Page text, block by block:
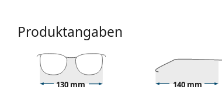
Beschädigungen oder Brüche durch
Zubehör
Wir liefern die Brille in ihrem Original-
Das mitgelieferte Tuch ist zum Reinigen
Produktangaben
130 mm 140 mm